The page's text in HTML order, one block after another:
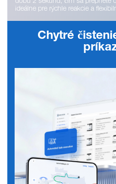
dobu 2 sekúnd, čím sa prepnete
ideálne pre rýchle reakcie a
Chytré